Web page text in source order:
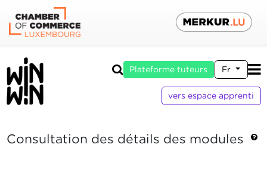
Plateforme tuteurs Fr
vers espace apprenti
Consultation des détails des modules